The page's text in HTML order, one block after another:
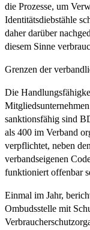
die Prozesse, um
Identitätsdiebstähle
daher darüber
diesem Sinne
Grenzen der
Die
sanktionsfähig sind
als 400 im Verband
verpflichtet, neben
verbandseigenen
funktioniert offenbar
Einmal im Jahr,
Ombudsstelle mit